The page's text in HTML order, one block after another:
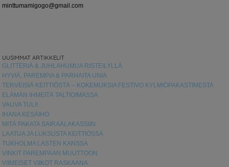
minttumamigogo@gmail.com
UUSIMMAT ARTIKKELIT
GLITTERIÄ & JUHLAHUMUA RISTEILYLLÄ
HYVIÄ, PAREMPIA & PARHAITA UNIA
TERVEISIÄ KEITTIÖSTÄ – KOKEMUKSIA FESTIVO KYLMIÖPAKASTIMESTA
ELÄMÄN IHMEITÄ TALTIOIMASSA
VAUVA TULI!
IHANA KESÄIHO
MITÄ PAKATA SAIRAALAKASSIIN
LAATUA JA LUKSUSTA KEITTIÖSSÄ
TUKHOLMA LASTEN KANSSA
VINKIT PAREMPAAN MUUTTOON
VIIMEISET VIIKOT RASKAANA